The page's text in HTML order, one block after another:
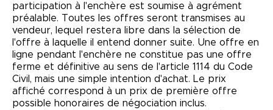
participation à l'enchère est soumise à agrément
préalable. Toutes les offres seront transmises au
vendeur, lequel restera libre dans la sélection de
l'offre à laquelle il entend donner suite. Une offre en
ligne pendant l'enchère ne constitue pas une offre
ferme et définitive au sens de l'article 1114 du Code
Civil, mais une simple intention d'achat. Le prix
affiché correspond à un prix de première offre
possible honoraires de négociation inclus.